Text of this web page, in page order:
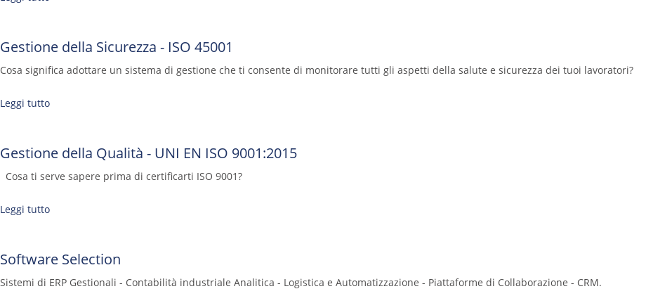
Gestione della Sicurezza - ISO 45001
Cosa significa adottare un sistema di gestione che ti consente di monitorare tutti gli aspetti della salute e sicurezza dei tuoi lavoratori?
Leggi tutto
Gestione della Qualità - UNI EN ISO 9001:2015
Cosa ti serve sapere prima di certificarti ISO 9001?
Leggi tutto
Software Selection
Sistemi di ERP Gestionali - Contabilità industriale Analitica - Logistica e Automatizzazione - Piattaforme di Collaborazione - CRM.